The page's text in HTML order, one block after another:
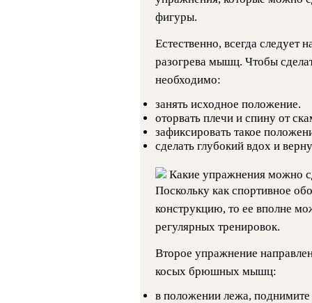
фигуры.
Естественно, всегда следует
разогрева мышц. Чтобы
необходимо:
занять исходное положение.
оторвать плечи и спину от
зафиксировать такое
сделать глубокий вдох и
Какие упражнения можно
Поскольку как спортивное
конструкцию, то ее вполне
регулярных тренировок.
Второе упражнение
косых брюшных мышц:
в положении лежа,